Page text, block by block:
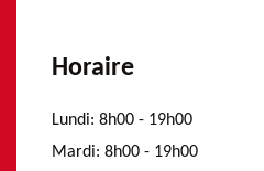
Horaire
Lundi: 8h00 - 19h00
Mardi: 8h00 - 19h00